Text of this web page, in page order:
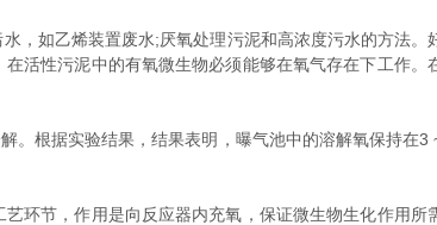
如乙烯装置废水;厌氧处理污泥和高浓度污水的方法。
活性污泥中的有氧微生物必须能够在氧气存在下工作。
根据实验结果，结果表明，曝气池中的溶解氧保持在3
节，作用是向反应器内充氧，保证微生物生化作用所